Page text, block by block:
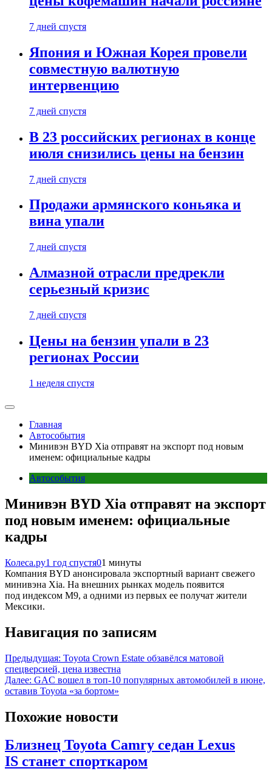
7 дней спустя
Япония и Южная Корея провели
совместную валютную
интервенцию
7 дней спустя
В 23 российских регионах в конце
июля снизились цены на бензин
7 дней спустя
Продажи армянского коньяка и
вина упали
7 дней спустя
Алмазной отрасли предрекли
серьезный кризис
7 дней спустя
Цены на бензин упали в 23
регионах России
1 неделя спустя
Главная
Автособытия
Минивэн BYD Xia отправят на экспорт под новым
именем: официальные кадры
Автособытия
Минивэн BYD Xia отправят на экспорт
под новым именем: официальные
кадры
Колеса.ру1 год спустя01 минуты
Компания BYD анонсировала экспортный вариант свежего
минивэна Xia. На внешних рынках модель появится
под индексом M9, а одними из первых ее получат жители
Мексики.
Навигация по записям
Предыдущая: Toyota Crown Estate обзавёлся матовой
спецверсией, цена известна
Далее: GAC вошел в топ-10 популярных автомобилей в июне,
оставив Toyota «за бортом»
Похожие новости
Близнец Toyota Camry седан Lexus
IS станет спорткаром